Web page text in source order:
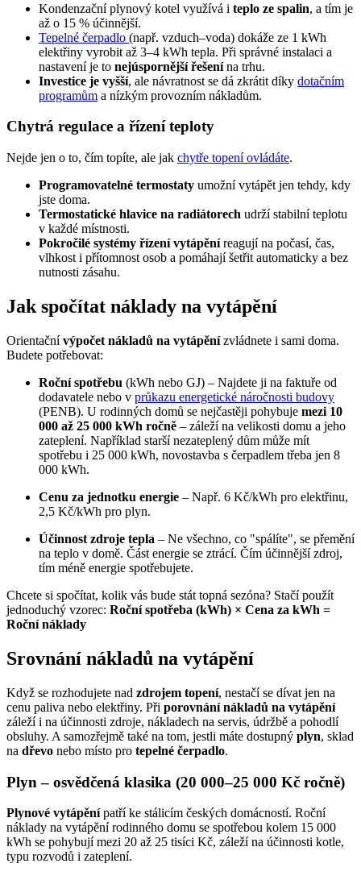
Kondenzační plynový kotel využívá i teplo ze spalin, a tím je
až o 15 % účinnější.
Tepelné čerpadlo (např. vzduch–voda) dokáže ze 1 kWh
elektřiny vyrobit až 3–4 kWh tepla. Při správné instalaci a
nastavení je to nejúspornější řešenína trhu.
Investice je vyšší, ale návratnost se dá zkrátit díky dotačním
programům a nízkým provozním nákladům.
Chytrá regulace a řízení teploty
Nejde jen o to, čím topíte, ale jak chytře topení ovládáte.
Programovatelné termostaty umožní vytápět jen tehdy, kdy
jste doma.
Termostatické hlavice na radiátorech udrží stabilní teplotu
v každé místnosti.
Pokročilé systémy řízení vytápěníreagují na počasí, čas,
vlhkost i přítomnost osob a pomáhají šetřit automaticky a bez
nutnosti zásahu.
Jak spočítat náklady na vytápění
Orientačnívýpočet nákladů na vytápěnízvládnete i sami doma.
Budete potřebovat:
Roční spotřebu (kWh nebo GJ) – Najdete ji na faktuře od
dodavatele nebo v průkazu energetické náročnosti budovy
(PENB). U rodinných domů se nejčastěji pohybuje mezi 10
000 až 25 000 kWh ročně – záleží na velikosti domu a jeho
zateplení. Například starší nezateplený dům může mít
spotřebu i 25 000 kWh, novostavba s čerpadlem třeba jen 8
000 kWh.
Cenu za jednotku energie – Např. 6 Kč/kWh pro elektřinu,
2,5 Kč/kWh pro plyn.
Účinnost zdroje tepla – Ne všechno, co "spálíte", se přemění
na teplo v domě. Část energie se ztrácí. Čím účinnější zdroj,
tím méně energie spotřebujete.
Chcete si spočítat, kolik vás bude stát topná sezóna? Stačí použít
jednoduchý vzorec: Roční spotřeba (kWh) × Cena za kWh =
Roční náklady
Srovnání nákladů na vytápění
Když se rozhodujete nad zdrojem topení, nestačí se dívat jen na
cenu paliva nebo elektřiny. Při porovnání nákladů na vytápění
záleží i na účinnosti zdroje, nákladech na servis, údržbě a pohodlí
obsluhy. A samozřejmě také na tom, jestli máte dostupný plyn, sklad
na dřevo nebo místo pro tepelné čerpadlo.
Plyn – osvědčená klasika (20 000–25 000 Kč ročně)
Plynové vytápěnípatří ke stálicím českých domácností. Roční
náklady na vytápění rodinného domu se spotřebou kolem 15 000
kWh se pohybují mezi 20 až 25 tisíci Kč, záleží na účinnosti kotle,
typu rozvodů i zateplení.